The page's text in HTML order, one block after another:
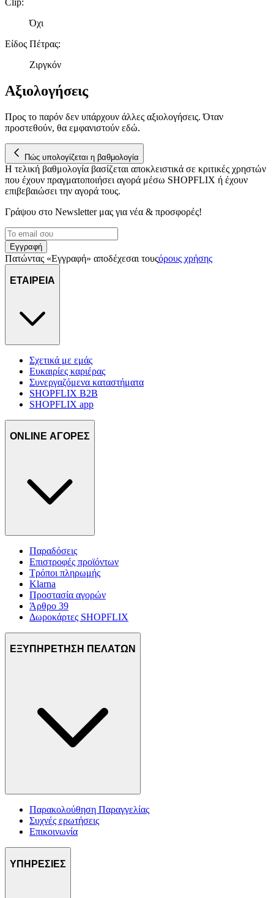
Όχι
Είδος Πέτρας:
Ζιργκόν
Αξιολογήσεις
Προς το παρόν δεν υπάρχουν άλλες αξιολογήσεις. Όταν
προστεθούν, θα εμφανιστούν εδώ.
Πώς υπολογίζεται η βαθμολογία
Η τελική βαθμολογία βασίζεται αποκλειστικά σε κριτικές χρηστών
που έχουν πραγματοποιήσει αγορά μέσω SHOPFLIX ή έχουν
επιβεβαιώσει την αγορά τους.
Γράψου στο Νewsletter μας για νέα & προσφορές!
Εγγραφή
Πατώντας «Εγγραφή» αποδέχεσαι τουςόρους χρήσης
ΕΤΑΙΡΕΙΑ
Σχετικά με εμάς
Ευκαιρίες καριέρας
Συνεργαζόμενα καταστήματα
SHOPFLIX B2B
SHOPFLIX app
ONLINE ΑΓΟΡΕΣ
Παραδόσεις
Επιστροφές προϊόντων
Τρόποι πληρωμής
Klarna
Προστασία αγορών
Άρθρο 39
Δωροκάρτες SHOPFLIX
ΕΞΥΠΗΡΕΤΗΣΗ ΠΕΛΑΤΩΝ
Παρακολούθηση Παραγγελίας
Συχνές ερωτήσεις
Επικοινωνία
ΥΠΗΡΕΣΙΕΣ